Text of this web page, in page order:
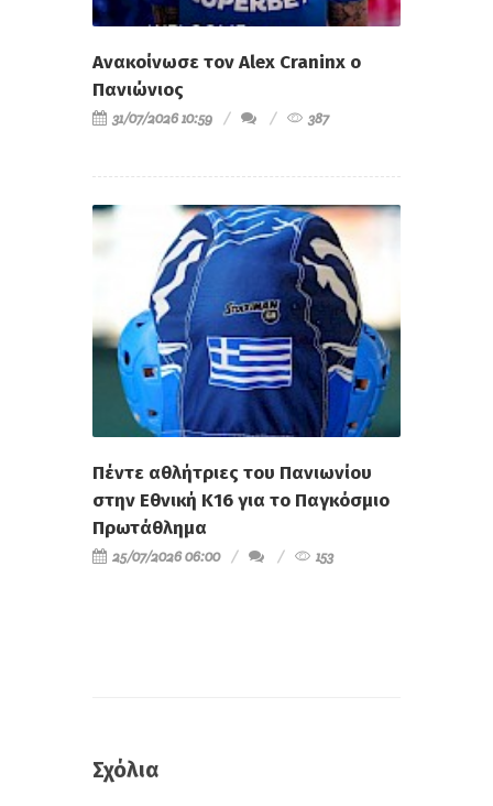
Ανακοίνωσε τον Alex Craninx ο
Πανιώνιος
31/07/2026 10:59 387
Πέντε αθλήτριες του Πανιωνίου
στην Εθνική Κ16 για το Παγκόσμιο
Πρωτάθλημα
25/07/2026 06:00 153
Σχόλια